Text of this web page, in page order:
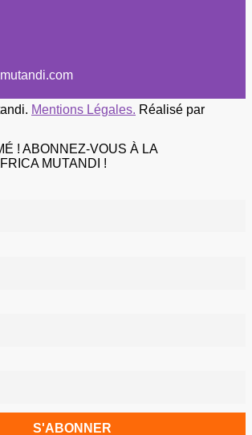
Mentions Légales. Réalisé par
! ABONNEZ-VOUS À LA
MUTANDI !